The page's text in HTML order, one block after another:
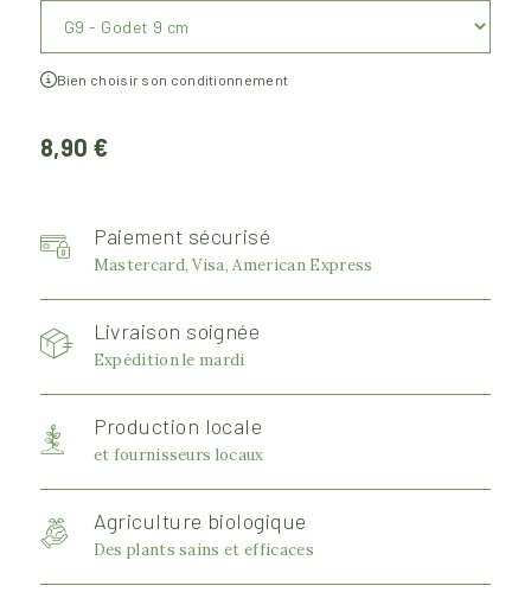
Bien choisir son conditionnement
8,90 €
Paiement sécurisé
Mastercard, Visa, American Express
Livraison soignée
Expédition le mardi
Production locale
et fournisseurs locaux
Agriculture biologique
Des plants sains et efficaces